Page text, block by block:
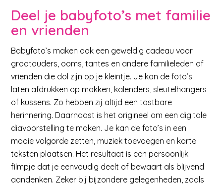
Deel je babyfoto’s met familie
en vrienden
Babyfoto’s maken ook een geweldig cadeau voor
grootouders, ooms, tantes en andere familieleden of
vrienden die dol zijn op je kleintje. Je kan de foto’s
laten afdrukken op mokken, kalenders, sleutelhangers
of kussens. Zo hebben zij altijd een tastbare
herinnering. Daarnaast is het origineel om een digitale
diavoorstelling te maken. Je kan de foto’s in een
mooie volgorde zetten, muziek toevoegen en korte
teksten plaatsen. Het resultaat is een persoonlijk
filmpje dat je eenvoudig deelt of bewaart als blijvend
aandenken. Zeker bij bijzondere gelegenheden, zoals